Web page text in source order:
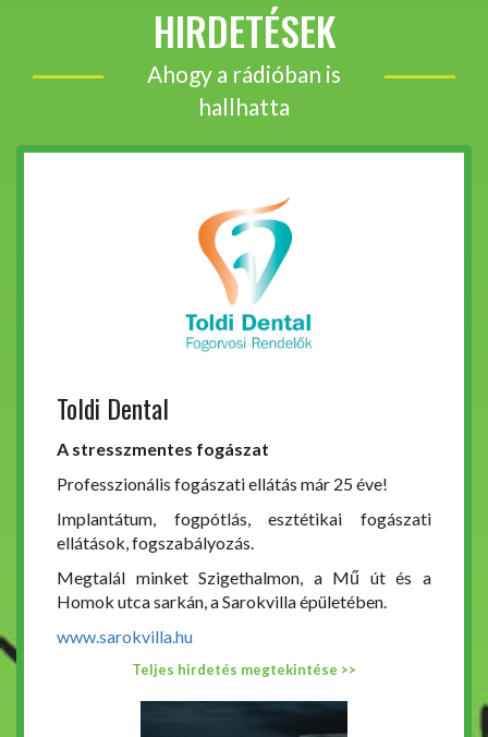
HIRDETÉSEK
Ahogy a rádióban is
hallhatta
Toldi Dental
A stresszmentes fogászat
Professzionális fogászati ellátás már 25 éve!
Implantátum, fogpótlás, esztétikai fogászati
ellátások, fogszabályozás.
Megtalál minket Szigethalmon, a Mű út és a
Homok utca sarkán, a Sarokvilla épületében.
www.sarokvilla.hu
Teljes hirdetés megtekintése >>